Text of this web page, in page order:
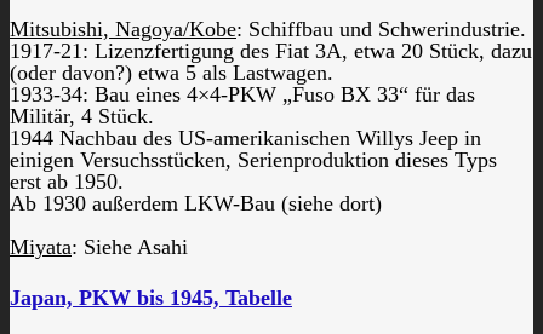
Mitsubishi, Nagoya/Kobe: Schiffbau und Schwerindustrie.
1917-21: Lizenzfertigung des Fiat 3A, etwa 20 Stück, dazu
(oder davon?) etwa 5 als Lastwagen.
1933-34: Bau eines 4×4-PKW „Fuso BX 33“ für das
Militär, 4 Stück.
1944 Nachbau des US-amerikanischen Willys Jeep in
einigen Versuchsstücken, Serienproduktion dieses Typs
erst ab 1950.
Ab 1930 außerdem LKW-Bau (siehe dort)
Miyata: Siehe Asahi
Japan, PKW bis 1945, Tabelle